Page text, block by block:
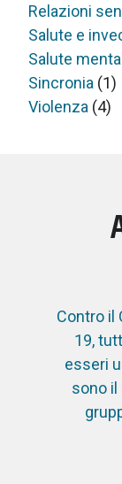
Relazioni
Salute e
Salute
Sincronia (1)
Violenza (4)
Contro il
19,
esseri
sono il